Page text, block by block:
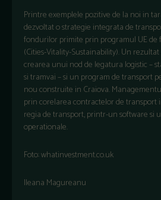
Printre exemplele pozitive de la noi in
dezvoltat o strategie integrata de
fondurilor primite prin programul UE de
(Cities-Vitality-Sustainability). Un
crearea unui nod de legatura logistic –
si tramvai – si un program de transport
nou construite in Craiova.
prin corelarea contractelor de transport
regia de transport, printr-un software si
operationale.
Foto: whatinvestment.co.uk
Ileana Magureanu